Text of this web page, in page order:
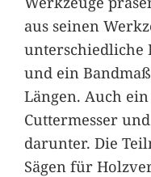
aus seinen
unterschiedliche
und ein
Längen. Auch
Cuttermesser
darunter. Die
Sägen für